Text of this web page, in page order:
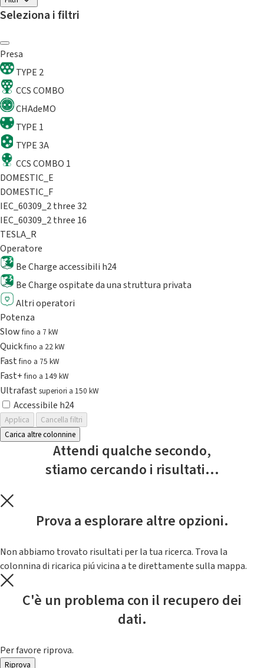
Seleziona i filtri
Presa
TYPE 2
CCS COMBO
CHAdeMO
TYPE 1
TYPE 3A
CCS COMBO 1
DOMESTIC_E
DOMESTIC_F
IEC_60309_2 three 32
IEC_60309_2 three 16
TESLA_R
Operatore
Be Charge accessibili h24
Be Charge ospitate da una struttura privata
Altri operatori
Potenza
Slowfino a 7 kW
Quickfino a 22 kW
Fastfino a 75 kW
Fast+fino a 149 kW
Ultrafast superiori a 150 kW
Accessibile h24
Applica
Cancella filtri
Carica altre colonnine
Attendi qualche secondo,
stiamo cercando i risultati...
Prova a esplorare altre opzioni.
Non abbiamo trovato risultati per la tua ricerca. Trova la
colonnina di ricarica piú vicina a te direttamente sulla mappa.
C'è un problema con il recupero dei
dati.
Per favore riprova.
Riprova